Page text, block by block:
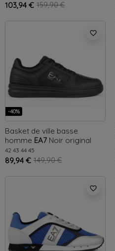
103,94 € 159,90 €
favorite_border
-40%
Basket de ville basse
homme EA7 Noir original
42 43 44 45
89,94 € 149,90 €
favorite_border